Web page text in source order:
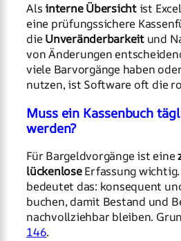
Alsinterne Übersichtist
eine prüfungssichere
die Unveränderbarkeitund
von Änderungen
viele Barvorgänge haben
nutzen, ist Software oft die
Muss ein Kassenbuch
werden?
Für Bargeldvorgänge ist eine
lückenloseErfassung
bedeutet das: konsequent
buchen, damit Bestand und
nachvollziehbar bleiben.
146.